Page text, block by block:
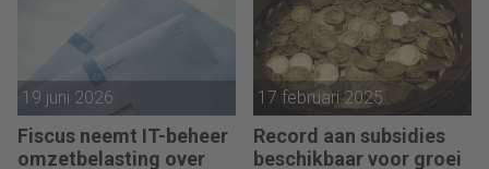
19 juni 2026
Fiscus neemt IT-beheer
omzetbelasting over
17 februari 2025
Record aan subsidies
beschikbaar voor groei